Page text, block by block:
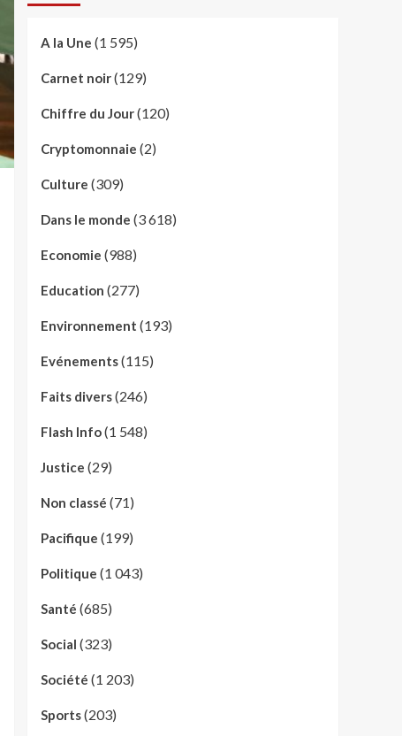
A la Une (1 595)
Carnet noir(129)
Chiffre du Jour(120)
Cryptomonnaie (2)
Culture (309)
Dans le monde (3 618)
Economie (988)
Education (277)
Environnement (193)
Evénements(115)
Faits divers(246)
Flash Info(1 548)
Justice (29)
Non classé (71)
Pacifique (199)
Politique (1 043)
Santé (685)
Social (323)
Société (1 203)
Sports(203)